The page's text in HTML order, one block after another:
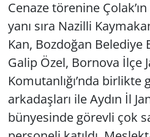
Cenaze törenine
yanı sıra Nazilli
Kan, Bozdoğan Belediye
Galip Özel, Bornova İlçe
Komutanlığı’nda birlikte
arkadaşları ile Aydın İl
bünyesinde görevli çok